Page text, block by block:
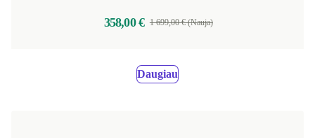
358,00 € 1 699,00 € (Nauja)
Daugiau